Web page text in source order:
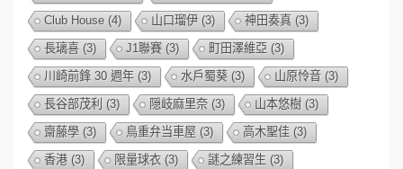
Club House (4) 山口瑠伊 (3) 神田奏真 (3)
長璃喜 (3) J1聯賽 (3) 町田澤維亞 (3)
川崎前鋒 30 週年 (3) 水戶蜀葵 (3) 山原怜音 (3)
長谷部茂利 (3) 隠岐麻里奈 (3) 山本悠樹 (3)
齋藤學 (3) 鳥重弁当車屋 (3) 高木聖佳 (3)
香港 (3) 限量球衣 (3) 謎之練習生 (3)